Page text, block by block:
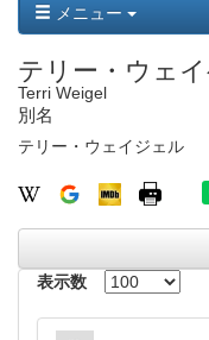
メニュー
テリー・ウェ
Terri Weigel
別名
テリー・ウェイジェル
表示数